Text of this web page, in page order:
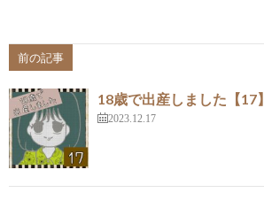
前の記事
18歳で出産しました【17】
2023.12.17